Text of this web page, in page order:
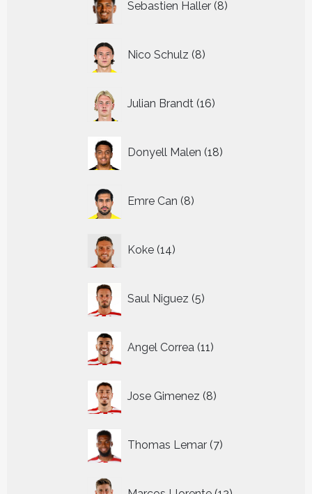
Sebastien Haller 8
producten
Nico Schulz 8
producten
Julian Brandt 16
producten
Donyell Malen 18
producten
Emre Can 8
producten
Koke 14
producten
Saul Niguez 5
producten
Angel Correa 11
producten
Jose Gimenez 8
producten
Thomas Lemar 7
producten